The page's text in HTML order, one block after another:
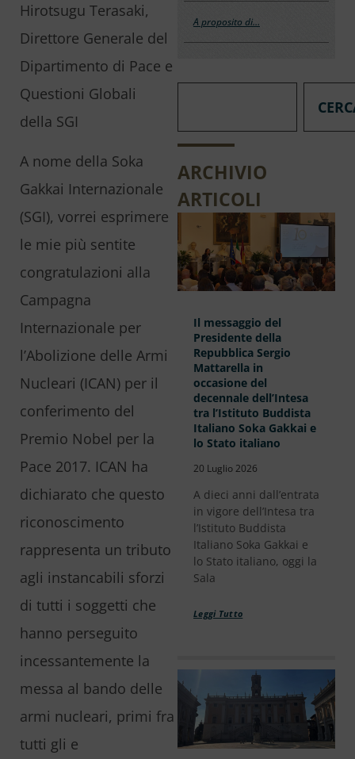
Hirotsugu Terasaki,
Direttore Generale del
Dipartimento di Pace e
Questioni Globali
della SGI
A nome della Soka
Gakkai Internazionale
(SGI), vorrei esprimere
le mie più sentite
congratulazioni alla
Campagna
Internazionale per
l’Abolizione delle Armi
Nucleari (ICAN) per il
conferimento del
Premio Nobel per la
Pace 2017. ICAN ha
dichiarato che questo
riconoscimento
rappresenta un tributo
agli instancabili sforzi
di tutti i soggetti che
hanno perseguito
incessantemente la
messa al bando delle
armi nucleari, primi fra
tutti gli e
A proposito di…
ARCHIVIO
ARTICOLI
Il messaggio del
Presidente della
Repubblica Sergio
Mattarella in
occasione del
decennale dell’Intesa
tra l’Istituto Buddista
Italiano Soka Gakkai e
lo Stato italiano
20 Luglio 2026
A dieci anni dall’entrata
in vigore dell’Intesa tra
l’Istituto Buddista
Italiano Soka Gakkai e
lo Stato italiano, oggi la
Sala
Leggi Tutto